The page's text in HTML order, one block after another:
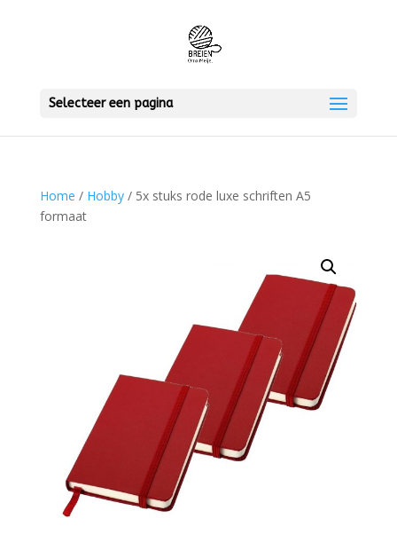
Selecteer een pagina
Home / Hobby/ 5x stuks rode luxe schriften A5
formaat